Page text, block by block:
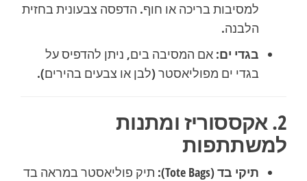
למסיבות בריכה או חוף. הדפסה צבעונית בחזית
הלבנה.
בגדי ים: אם המסיבה בים, ניתן להדפיס על
בגדי ים מפוליאסטר (לבן או צבעים בהירים).
2. אקססוריז ומתנות
למשתתפות
תיקי בד (Tote Bags):
תיק פוליאסטר במראה בד